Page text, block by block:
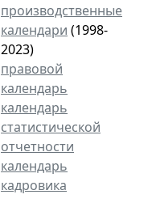
производственные
календари (1998-
2023)
правовой
календарь
календарь
статистической
отчетности
календарь
кадровика